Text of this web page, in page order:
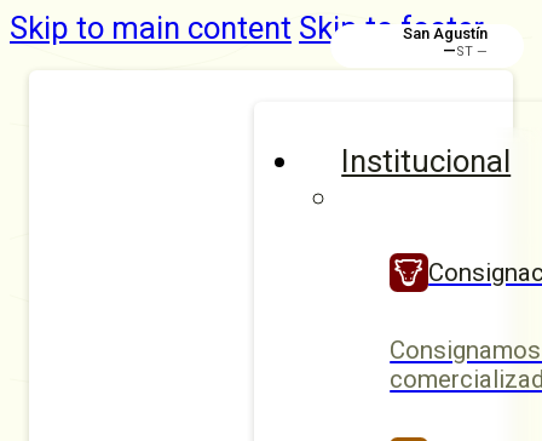
Skip to main content Skip to footer
Institucional
San Agustín
—ST —